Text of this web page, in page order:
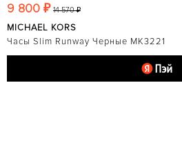
9 800 ₽ 14 570 ₽
MICHAEL KORS
Часы Slim Runway Черные MK3221